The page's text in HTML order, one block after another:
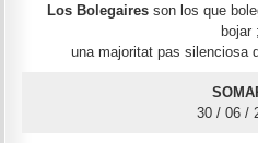
Los Bolegaires son los que
bojar ;
una majoritat pas silenciosa
30 / 06 /